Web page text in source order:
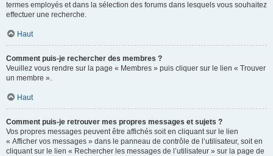
termes employés et dans la sélection des forums dans lesquels vous souhaitez
effectuer une recherche.
Haut
Comment puis-je rechercher des membres ?
Veuillez vous rendre sur la page « Membres » puis cliquer sur le lien « Trouver
un membre ».
Haut
Comment puis-je retrouver mes propres messages et sujets ?
Vos propres messages peuvent être affichés soit en cliquant sur le lien
« Afficher vos messages » dans le panneau de contrôle de l’utilisateur, soit en
cliquant sur le lien « Rechercher les messages de l’utilisateur » sur la page de